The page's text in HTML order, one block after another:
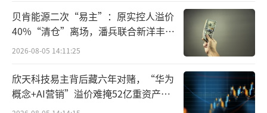
研发，历经二十年如一日的坚守与深耕，最终
实现多项核心技术突破。
凭借长期的创新积淀，近年来贝达药业创
新成果加速落地，新品商业化进程持续提速。2
025年6月，该公司自主研发的CDK4/6抑制剂康
贝肯能源二次“易主”：原实控人溢价
40%“清仓”离场，潘兵联合新洋丰、
宏科百世拟入主
2026-08-05 14:11:25
欣天科技易主背后藏六年对赌，“华为
概念+AI营销”溢价难掩52亿重资产考
验